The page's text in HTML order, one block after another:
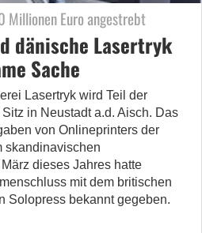
Millionen Euro angestrebt
dänische Lasertryk
Sache
Lasertryk wird Teil der
in Neustadt a.d. Aisch. Das
von Onlineprinters der
skandinavischen
dieses Jahres hatte
mit dem britischen
Solopress bekannt gegeben.